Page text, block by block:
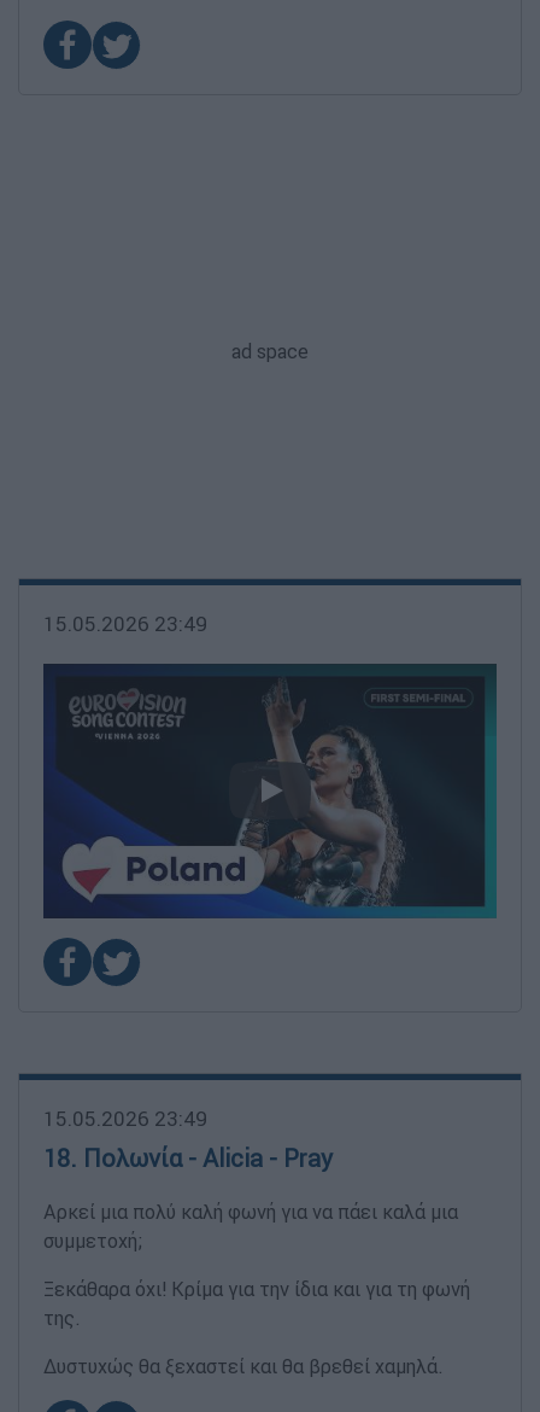
15.05.2026 23:49
video
15.05.2026 23:49
18. Πολωνία - Alicia - Pray
Αρκεί μια πολύ καλή φωνή για να πάει καλά μια
συμμετοχή;
Ξεκάθαρα όχι! Κρίμα για την ίδια και για τη φωνή
της.
Δυστυχώς θα ξεχαστεί και θα βρεθεί χαμηλά.